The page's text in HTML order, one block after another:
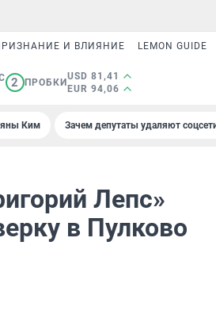
И ВЛИЯНИЕ LEMON GUIDE
2 ПРОБКИ
USD 81,41
EUR 94,06
Ким Зачем депутаты удаляют
Лепс»
в Пулково